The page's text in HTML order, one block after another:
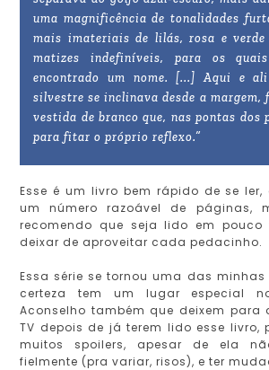
uma magnificência de tonalidades
mais imateriais de lilás, rosa e verde
matizes indefiníveis, para os
encontrado um nome. [...] Aqui e
silvestre se inclinava desde a margem,
vestida de branco que, nas pontas dos
para fitar o próprio reflexo.”
Esse é um livro bem rápido de se
um número razoável de páginas,
recomendo que seja lido em pouco
deixar de aproveitar cada pedacinho.
Essa série se tornou uma das minhas
certeza tem um lugar especial
Aconselho também que deixem para
TV depois de já terem lido esse livro,
muitos spoilers, apesar de ela
fielmente (pra variar, risos), e ter